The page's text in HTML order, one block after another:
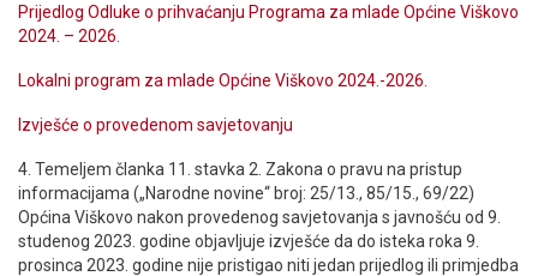
Prijedlog Odluke o prihvaćanju Programa za mlade Općine Viškovo
2024. – 2026.
Lokalni program za mlade Općine Viškovo 2024.-2026.
Izvješće o provedenom savjetovanju
4. Temeljem članka 11. stavka 2. Zakona o pravu na pristup
informacijama („Narodne novine“ broj: 25/13., 85/15., 69/22)
Općina Viškovo nakon provedenog savjetovanja s javnošću od 9.
studenog 2023. godine objavljuje izvješće da do isteka roka 9.
prosinca 2023. godine nije pristigao niti jedan prijedlog ili primjedba